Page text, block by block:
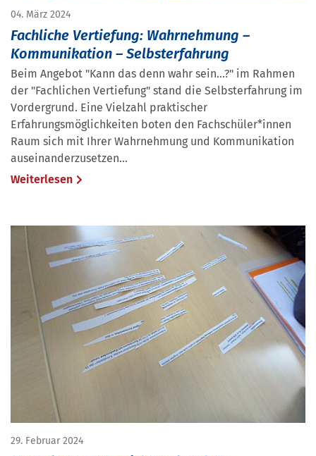
04. März 2024
Fachliche Vertiefung: Wahrnehmung –
Kommunikation – Selbsterfahrung
Beim Angebot "Kann das denn wahr sein...?" im Rahmen
der "Fachlichen Vertiefung" stand die Selbsterfahrung im
Vordergrund. Eine Vielzahl praktischer
Erfahrungsmöglichkeiten boten den Fachschüler*innen
Raum sich mit Ihrer Wahrnehmung und Kommunikation
auseinanderzusetzen...
Weiterlesen
29. Februar 2024